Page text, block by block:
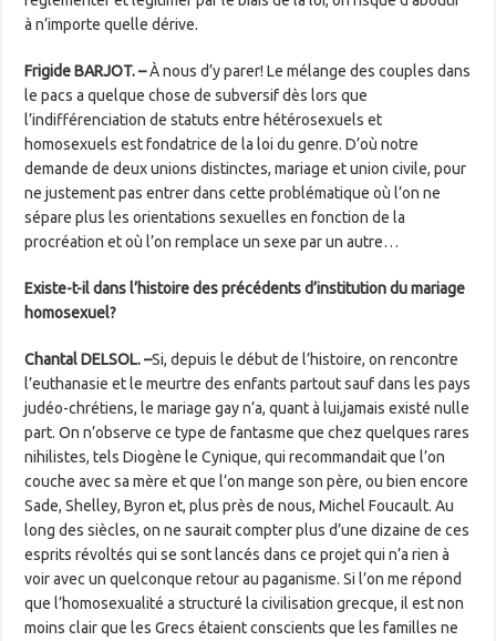
à n’importe quelle dérive.
Frigide BARJOT. –À nous d’y parer! Le mélange des couples dans
le pacs a quelque chose de subversif dès lors que
l’indifférenciation de statuts entre hétérosexuels et
homosexuels est fondatrice de la loi du genre. D’où notre
demande de deux unions distinctes, mariage et union civile, pour
ne justement pas entrer dans cette problématique où l’on ne
sépare plus les orientations sexuelles en fonction de la
procréation et où l’on remplace un sexe par un autre…
Existe-t-il dans l’histoire des précédents d’institution du mariage
homosexuel?
Chantal DELSOL. –Si, depuis le début de l’histoire, on rencontre
l’euthanasie et le meurtre des enfants partout sauf dans les pays
judéo-chrétiens, le mariage gay n’a, quant à lui,­jamais existé nulle
part. On n’observe ce type de fantasme que chez quelques rares
nihilistes, tels Diogène le Cynique, qui recommandait que l’on
couche avec sa mère et que l’on mange son père, ou bien encore
Sade, Shelley, Byron et, plus près de nous, Michel Foucault. Au
long des siècles, on ne saurait compter plus d’une dizaine de ces
esprits révoltés qui se sont lancés dans ce projet qui n’a rien à
voir avec un quelconque retour au paganisme. Si l’on me répond
que l’homosexualité a structuré la civilisation grecque, il est non
moins clair que les Grecs étaient conscients que les familles ne